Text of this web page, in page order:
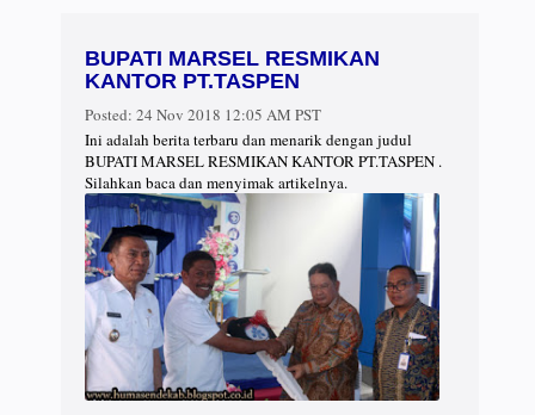
BUPATI MARSEL RESMIKAN
KANTOR PT.TASPEN
Posted: 24 Nov 2018 12:05 AM PST
Ini adalah berita terbaru dan menarik dengan judul
BUPATI MARSEL RESMIKAN KANTOR PT.TASPEN .
Silahkan baca dan menyimak artikelnya.